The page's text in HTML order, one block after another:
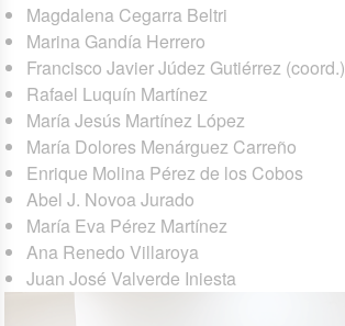
Magdalena Cegarra Beltri
Marina Gandía Herrero
Francisco Javier Júdez Gutiérrez (coord.)
Rafael Luquín Martínez
María Jesús Martínez López
María Dolores Menárguez Carreño
Enrique Molina Pérez de los Cobos
Abel J. Novoa Jurado
María Eva Pérez Martínez
Ana Renedo Villaroya
Juan José Valverde Iniesta